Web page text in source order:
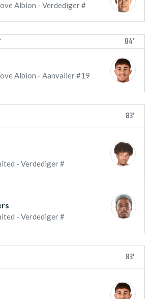
Albion - Verdediger #
84'
Albion - Aanvaller #19
83'
- Verdediger #
- Verdediger #
83'